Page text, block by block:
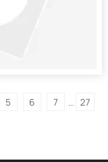
5 6 7 ...
27